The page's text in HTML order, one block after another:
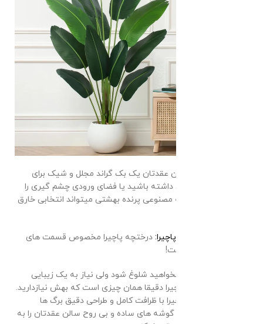
اگر میخواهید در سالن عقدتان یک بک گراند مجلل و شیک برای
جایگاه عروس و داماد داشته باشید یا فضای ورودی چشم گیری را
خرید درختچه مصنوعی پرنده بهشتی میتواند انتخابی خارق
درختچه مصنوعی پاچیرا: درختچه پاچیرا مخصوص قسمت های
خنثی سالن شماست!
برای فضاهایی که نمیخواهید شلوغ شود ولی نیاز به یک زیبایی
مینیمال دارد،گیاه پاچیرا دقیقا همان چیزی است که بهش نیازدارید.
درختچه مصنوعی پاچیرا با ظرافت کامل و طراحی دقیق برگ ها
قابلیت این را دارد که گوشه های ساده و بی روح سالن عقدتان را به